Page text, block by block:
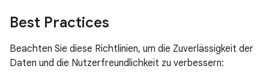
Best Practices
Beachten Sie diese Richtlinien, um die Zuverlässigkeit der
Daten und die Nutzerfreundlichkeit zu verbessern: